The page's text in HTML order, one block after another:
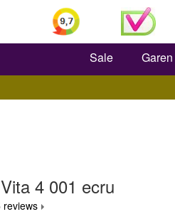
Zoeken
Sale
4 001 ecru
reviews